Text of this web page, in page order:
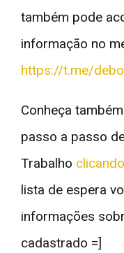
também pode
informação no
https://t.me/
Conheça
passo a passo
Trabalho
lista de espera
informações
cadastrado =]